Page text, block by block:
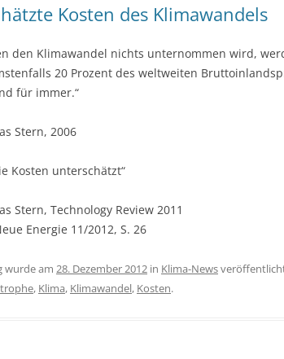
Kosten des Klimawandels
den Klimawandel nichts unternommen wird,
20 Prozent des weltweiten
für immer.“
Stern, 2006
Kosten unterschätzt“
Stern, Technology Review 2011
Energie 11/2012, S. 26
wurde am 28. Dezember 2012 in Klima-News
, Klima, Klimawandel, Kosten.